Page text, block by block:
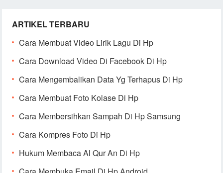
ARTIKEL TERBARU
Cara Membuat Video Lirik Lagu Di Hp
Cara Download Video Di Facebook Di Hp
Cara Mengembalikan Data Yg Terhapus Di Hp
Cara Membuat Foto Kolase Di Hp
Cara Membersihkan Sampah Di Hp Samsung
Cara Kompres Foto Di Hp
Hukum Membaca Al Qur An Di Hp